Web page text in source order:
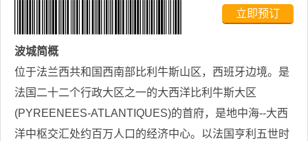
立即预订
波城简概
位于法兰西共和国西南部比利牛斯山区，西班牙边境。是
法国二十二个行政大区之一的大西洋比利牛斯大区
(PYREENEES-ATLANTIQUES)的首府，是地中海--大西
洋中枢交汇处约百万人口的经济中心。以法国亨利五世时